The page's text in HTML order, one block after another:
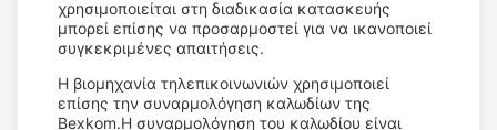
χρησιμοποιείται στη διαδικασία κατασκευής
μπορεί επίσης να προσαρμοστεί για να ικανοποιεί
συγκεκριμένες απαιτήσεις.
Η βιομηχανία τηλεπικοινωνιών χρησιμοποιεί
επίσης την συναρμολόγηση καλωδίων της
Bexkom.Η συναρμολόγηση του καλωδίου είναι